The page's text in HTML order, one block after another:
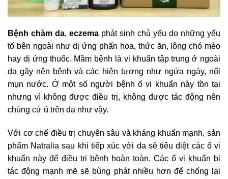
Bệnh chàm da, eczema phát sinh chủ yếu do những yếu
tố bên ngoài như dị ứng phấn hoa, thức ăn, lông chó mèo
hay dị ứng thuốc. Mầm bệnh là vi khuẩn tập trung ở ngoài
da gây nên bệnh và các hiện tượng như ngứa ngáy, nổi
mụn nước. Ở một số người bệnh ổ vi khuẩn này tồn tại
nhưng vì không được điều trị, không được tác động nên
chúng cứ ủ trên da như vậy.
Với cơ chế điều trị chuyên sâu và kháng khuẩn mạnh, sản
phẩm Natralia sau khi tiếp xúc với da sẽ tiêu diệt các ổ vi
khuẩn này để điều trị bệnh hoàn toàn. Các ổ vi khuẩn bị
tác động mạnh mẽ sẽ bùng phát nhiều hơn để chống lại